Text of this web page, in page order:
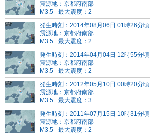
震源地：京都府南部
M3.5
最大震度：2
発生時刻：2014年08月06日 01時26分頃
震源地：京都府南部
M3.5
最大震度：2
発生時刻：2014年04月04日 12時55分頃
震源地：京都府南部
M3.5
最大震度：2
発生時刻：2012年05月10日 00時20分頃
震源地：京都府南部
M3.5
最大震度：3
発生時刻：2011年07月15日 10時31分頃
震源地：京都府南部
M3.5
最大震度：2